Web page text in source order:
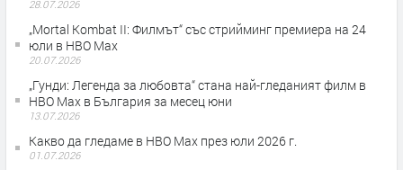
28.07.2026
„Mortal Kombat II: Филмът“ със стрийминг премиера на 24
юли в HBO Max
20.07.2026
„Гунди: Легенда за любовта“ стана най-гледаният филм в
HBO Max в България за месец юни
13.07.2026
Какво да гледаме в HBO Max през юли 2026 г.
01.07.2026